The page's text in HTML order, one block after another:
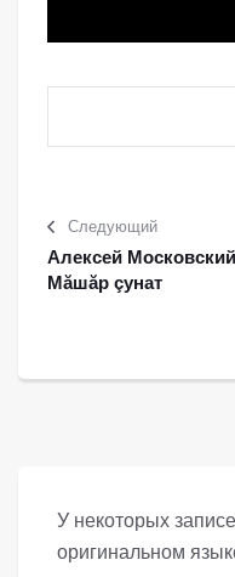
Следующий
Алексей
Мăшăр çунат
У некоторых
оригинальном